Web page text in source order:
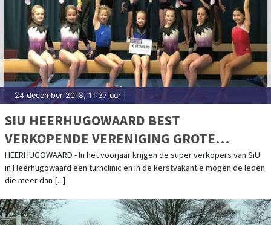
24 december 2018, 11:37 uur
SIU HEERHUGOWAARD BEST
VERKOPENDE VERENIGING GROTE
CLUBACTIE
HEERHUGOWAARD - In het voorjaar krijgen de super verkopers van SiU
in Heerhugowaard een turnclinic en in de kerstvakantie mogen de leden
die meer dan [...]